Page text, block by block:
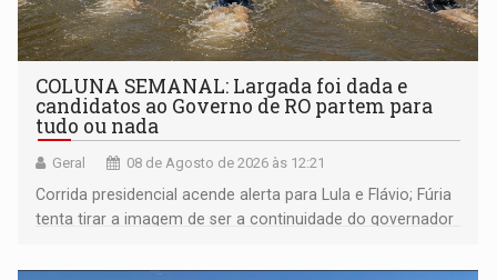
COLUNA SEMANAL: Largada foi dada e
candidatos ao Governo de RO partem para
tudo ou nada
Geral 08 de Agosto de 2026 às 12:21
Corrida presidencial acende alerta para Lula e Flávio; Fúria
tenta tirar a imagem de ser a continuidade do governador
não ter entrado no modo eleição; ABAV faz evento em